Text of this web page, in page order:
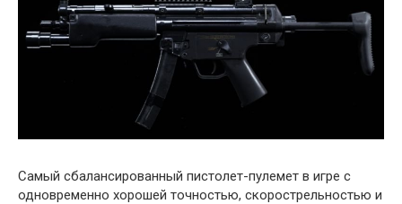
Самый сбалансированный пистолет-пулемет в игре с
одновременно хорошей точностью, скорострельностью и